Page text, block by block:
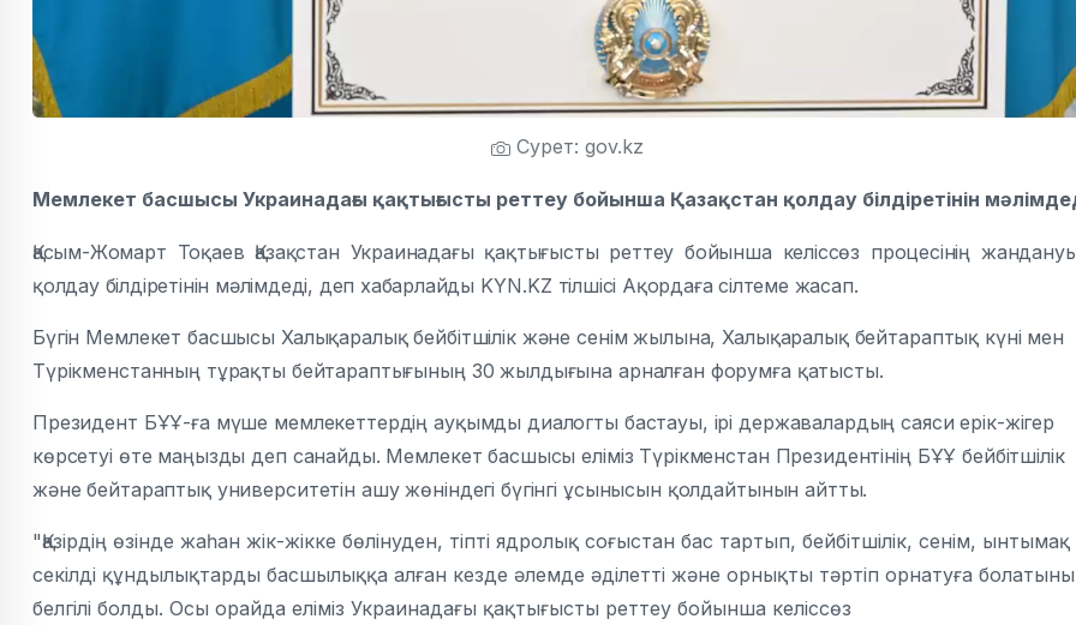
Сурет: gov.kz
Мемлекет басшысы Украинадағы қақтығысты реттеу бойынша Қазақстан қолдау білдіретінін
Қасым-Жомарт Тоқаев Қазақстан Украинадағы қақтығысты реттеу бойынша келіссөз процесінің
қолдау білдіретінін мәлімдеді, деп хабарлайды KYN.KZ тілшісі Ақордаға сілтеме жасап.
Бүгін Мемлекет басшысы Халықаралық бейбітшілік және сенім жылына, Халықаралық бейтараптық күні мен
Түрікменстанның тұрақты бейтараптығының 30 жылдығына арналған форумға қатысты.
Президент БҰҰ-ға мүше мемлекеттердің ауқымды диалогты бастауы, ірі державалардың саяси ерік-жігер
көрсетуі өте маңызды деп санайды. Мемлекет басшысы еліміз Түрікменстан Президентінің БҰҰ бейбітшілік
және бейтараптық университетін ашу жөніндегі бүгінгі ұсынысын қолдайтынын айтты.
"Қазірдің өзінде жаһан жік-жікке бөлінуден, тіпті ядролық соғыстан бас тартып, бейбітшілік, сенім, ынтымақ
секілді құндылықтарды басшылыққа алған кезде әлемде әділетті және орнықты тәртіп орнатуға болатыны
белгілі болды. Осы орайда еліміз Украинадағы қақтығысты реттеу бойынша келіссөз